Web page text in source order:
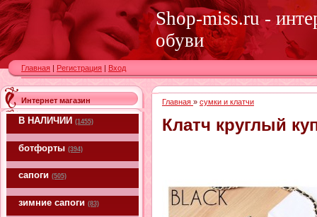
Shop-miss.ru -
обуви
Главная | Регистрация | Вход
Интернет магазин
В НАЛИЧИИ (1455)
ботфорты (394)
сапоги (505)
зимние сапоги (83)
Главная » сумки и клатчи
Клатч круглый